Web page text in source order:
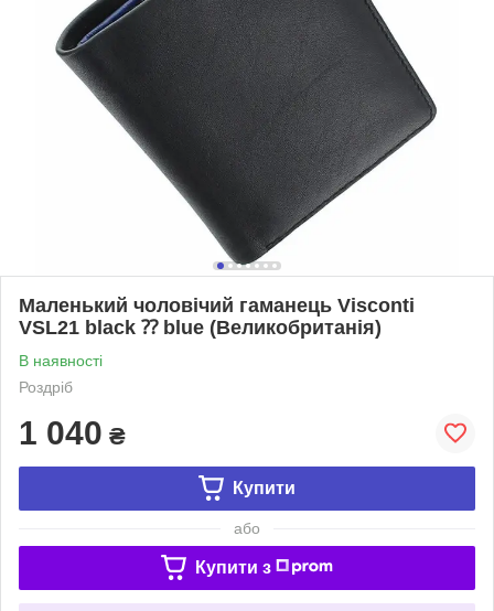
Маленький чоловічий гаманець Visconti
VSL21 black ⁇ blue (Великобританія)
В наявності
Роздріб
1 040 ₴
Купити
або
Купити з